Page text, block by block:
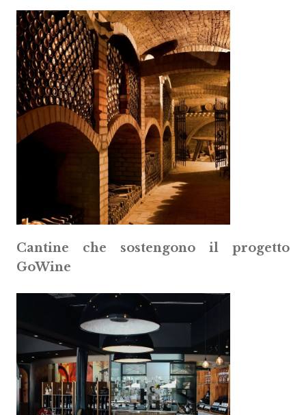
Cantine che sostengono il progetto
GoWine